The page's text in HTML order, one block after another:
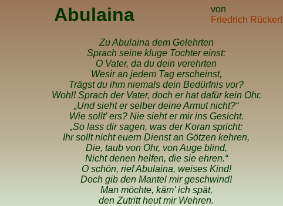
Abulaina
von
Friedrich Rückert
Zu Abulaina dem Gelehrten
Sprach seine kluge Tochter einst:
O Vater, da du dein verehrten
Wesir an jedem Tag erscheinst,
Trägst du ihm niemals dein Bedürfnis vor?
Wohl! Sprach der Vater, doch er hat dafür kein Ohr.
„Und sieht er selber deine Armut nicht?“
Wie sollt’ ers? Nie sieht er mir ins Gesicht.
„So lass dir sagen, was der Koran spricht:
Ihr sollt nicht euern Dienst an Götzen kehren,
Die, taub von Ohr, von Auge blind,
Nicht denen helfen, die sie ehren.“
O schön, rief Abulaina, weises Kind!
Doch gib den Mantel mir geschwind!
Man möchte, käm’ ich spät,
den Zutritt heut mir Wehren.